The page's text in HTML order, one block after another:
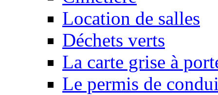
Location de salles
Déchets verts
La carte grise à
Le permis de